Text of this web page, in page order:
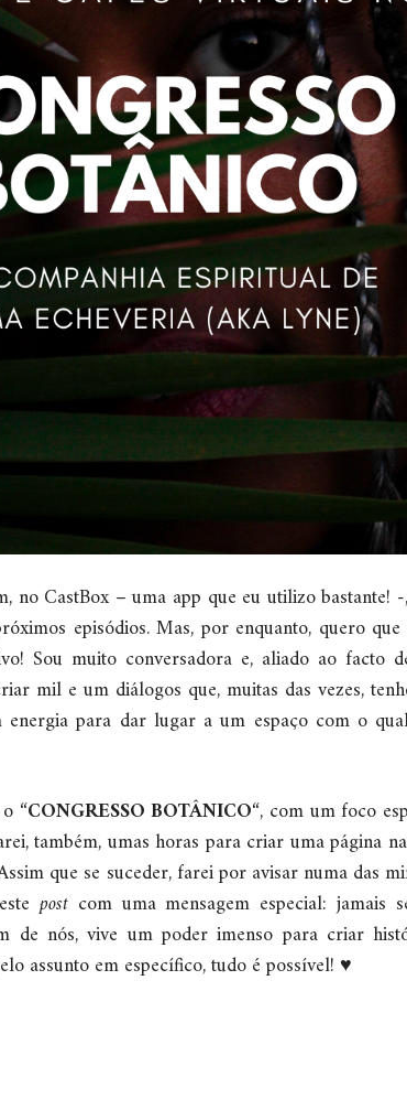
no CastBox – uma app que eu utilizo bastante!
episódios. Mas, por enquanto, quero
Sou muito conversadora e, aliado ao facto
mil e um diálogos que, muitas das vezes,
energia para dar lugar a um espaço com o
“CONGRESSO BOTÂNICO“, com um foco
também, umas horas para criar uma página
que se suceder, farei por avisar numa das
postcom uma mensagem especial: jamais
de nós, vive um poder imenso para criar
assunto em específico, tudo é possível! ♥